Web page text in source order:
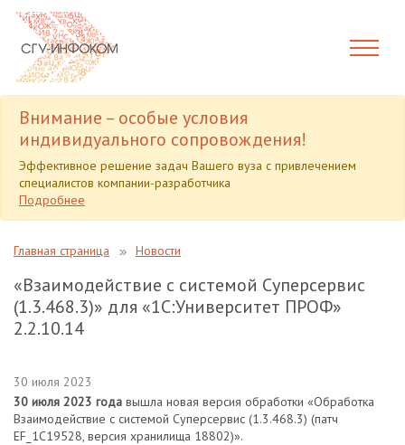
Внимание – особые условия
индивидуального сопровождения!
Эффективное решение задач Вашего вуза с привлечением
специалистов компании-разработчика
Подробнее
Главная страница Новости
«Взаимодействие с системой Суперсервис
(1.3.468.3)» для «1С:Университет ПРОФ»
2.2.10.14
30 июля 2023
30 июля 2023 года вышла новая версия обработки «Обработка
Взаимодействие с системой Суперсервис (1.3.468.3) (патч
EF_1C19528, версия хранилища 18802)».